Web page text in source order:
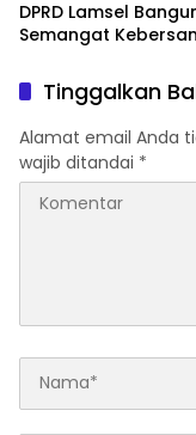
DPRD Lamsel
Semangat
Tinggalkan
Alamat email Anda
wajib ditandai *